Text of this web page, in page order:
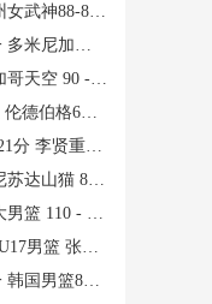
大梦想 全场集锦
美国男篮 集锦
维加斯王牌 集锦
卡尔19分
分+快攻拿5分
约自由人 集锦
黎各男篮 集锦
陈昱休18+7
男篮 全场集锦